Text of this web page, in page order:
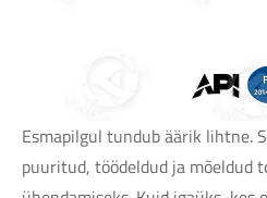
Esmapilgul tundub äärik lihtne.
puuritud, töödeldud ja mõeldud